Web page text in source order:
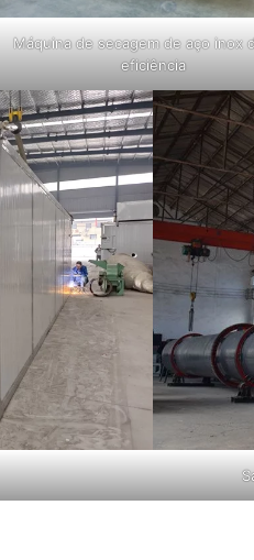
Máquina de secagem de aço inox
eficiência